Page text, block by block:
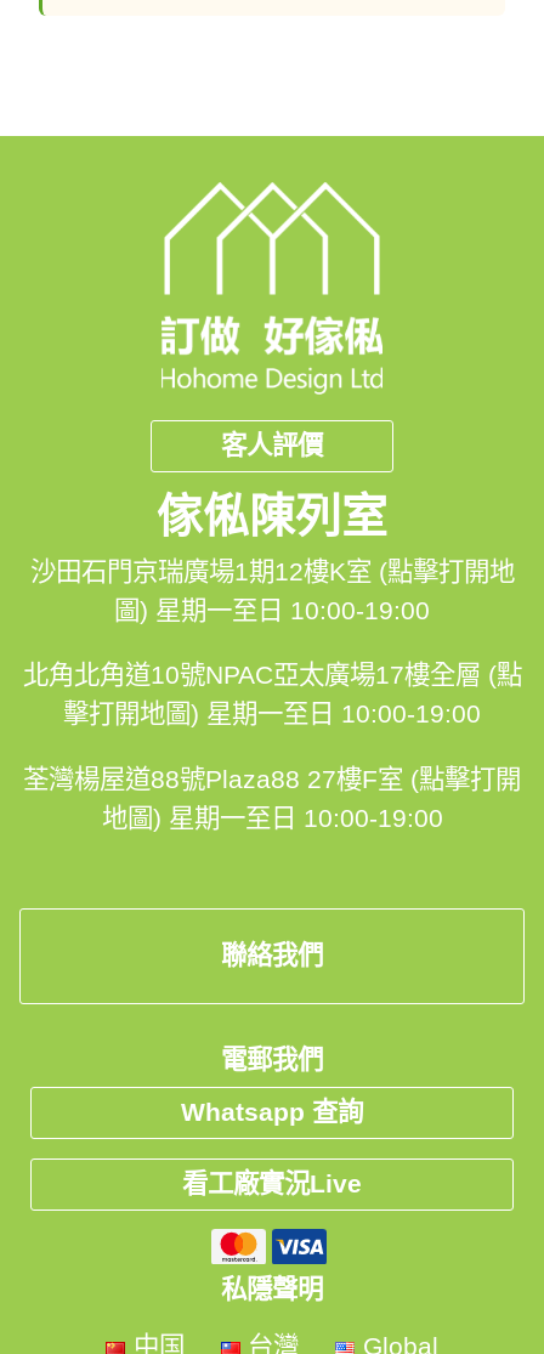
FB Inbox 索取免費設計圖:: https://m.me/hohomehk/
🖥️網站: https://hohomehk.com
🏢傢俬陳列室: 沙田石門京瑞廣場1期12K室
👆馬鐡線石門站C出行步行1分鐘，到1期商場直上兩條扶
手電梯，到辦公室電梯大堂，到12樓右轉
1⃣設計📐
6⃣安裝 ⛏
7⃣售後👨‍🔧
客人評價
傢俬陳列室
沙田石門京瑞廣場1期12樓K室 (點擊打開地
圖) 星期一至日 10:00-19:00
北角北角道10號NPAC亞太廣場17樓全層 (點
擊打開地圖) 星期一至日 10:00-19:00
荃灣楊屋道88號Plaza88 27樓F室 (點擊打開
地圖) 星期一至日 10:00-19:00
聯絡我們
電郵我們
Whatsapp 查詢
看工廠實況Live
私隱聲明
中国
台灣 Global